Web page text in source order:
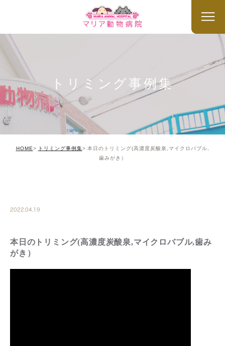
トリミング事例集
HOME トリミング事例集
本日のトリミング(高濃度炭酸泉,マイクロバブル,
歯みがき）
2022.04.19
本日のトリミング(高濃度炭酸泉,マイクロバブル,歯み
がき）